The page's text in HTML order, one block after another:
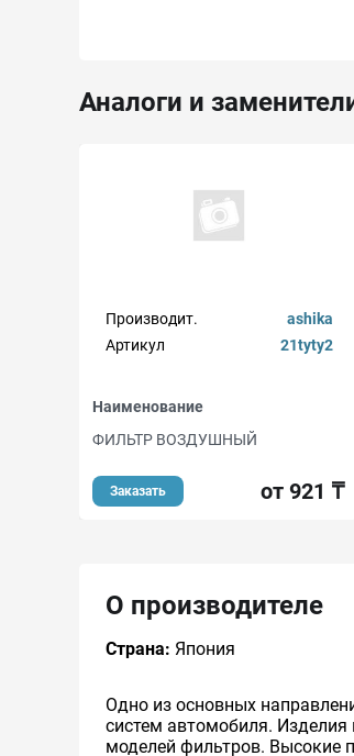
Аналоги и
Производит.
ashika
Артикул
21tyty2
Наименование
ФИЛЬТР ВОЗДУШНЫЙ
Заказать от 921 ₸
О производителе
Страна: Япония
Одно из основных
систем автомобиля.
моделей фильтров. Высокие